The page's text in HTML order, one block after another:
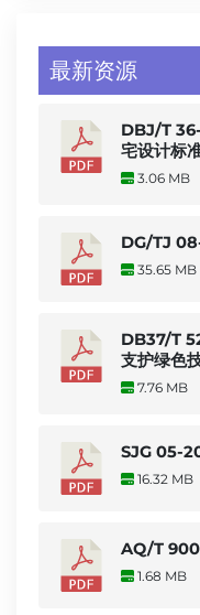
最新资源
DBJ/T
宅设计标
3.06 MB
DG/TJ
35.65 MB
DB37/T
支护绿色
7.76 MB
SJG 05-
16.32 MB
AQ/T
1.68 MB